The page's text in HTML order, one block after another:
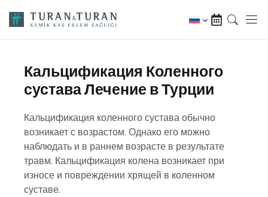
Кальцификация Коленного
сустава Лечение в Турции
Кальцификация коленного сустава обычно
возникает с возрастом. Однако его можно
наблюдать и в раннем возрасте в результате
травм. Кальцификация колена возникает при
износе и повреждении хрящей в коленном
суставе.